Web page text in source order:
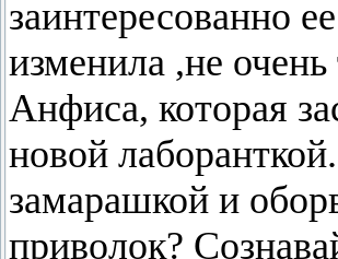
заинтересованно
изменила ,не очень
Анфиса, которая
новой
замарашкой и
приволок?